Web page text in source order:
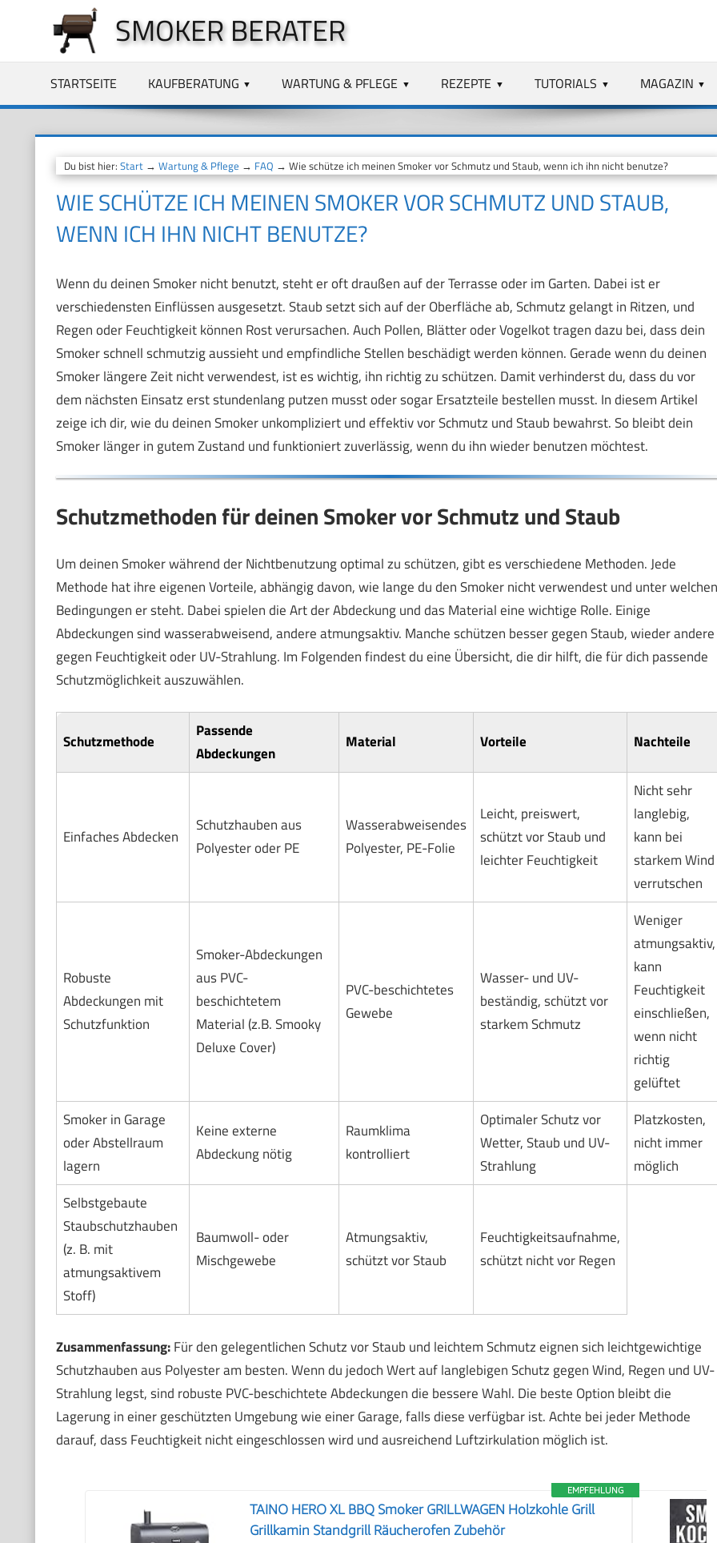
springen
SMOKER BERATER
STARTSEITE KAUFBERATUNG WARTUNG & PFLEGE REZEPTE TUTORIALS MAGAZIN
Du bist hier: Start→ Wartung & Pflege → FAQ → Wie schütze ich meinen Smoker vor Schmutz und Staub, wenn ich ihn nicht benutze?
WIE SCHÜTZE ICH MEINEN SMOKER VOR SCHMUTZ UND STAUB,
WENN ICH IHN NICHT BENUTZE?
Wenn du deinen Smoker nicht benutzt, steht er oft draußen auf der Terrasse oder im Garten. Dabei ist er
verschiedensten Einflüssen ausgesetzt. Staub setzt sich auf der Oberfläche ab, Schmutz gelangt in Ritzen, und
Regen oder Feuchtigkeit können Rost verursachen. Auch Pollen, Blätter oder Vogelkot tragen dazu bei, dass dein
Smoker schnell schmutzig aussieht und empfindliche Stellen beschädigt werden können. Gerade wenn du deinen
Smoker längere Zeit nicht verwendest, ist es wichtig, ihn richtig zu schützen. Damit verhinderst du, dass du vor
dem nächsten Einsatz erst stundenlang putzen musst oder sogar Ersatzteile bestellen musst. In diesem Artikel
zeige ich dir, wie du deinen Smoker unkompliziert und effektiv vor Schmutz und Staub bewahrst. So bleibt dein
Smoker länger in gutem Zustand und funktioniert zuverlässig, wenn du ihn wieder benutzen möchtest.
Schutzmethoden für deinen Smoker vor Schmutz und Staub
Um deinen Smoker während der Nichtbenutzung optimal zu schützen, gibt es verschiedene Methoden. Jede
Methode hat ihre eigenen Vorteile, abhängig davon, wie lange du den Smoker nicht verwendest und unter welchen
Bedingungen er steht. Dabei spielen die Art der Abdeckung und das Material eine wichtige Rolle. Einige
Abdeckungen sind wasserabweisend, andere atmungsaktiv. Manche schützen besser gegen Staub, wieder andere
gegen Feuchtigkeit oder UV-Strahlung. Im Folgenden findest du eine Übersicht, die dir hilft, die für dich passende
Schutzmöglichkeit auszuwählen.
Schutzmethode
Passende
Abdeckungen
Material Vorteile Nachteile
Einfaches Abdecken
Schutzhauben aus
Polyester oder PE
Wasserabweisendes
Polyester, PE-Folie
Leicht, preiswert,
schützt vor Staub und
leichter Feuchtigkeit
Nicht sehr
langlebig,
kann bei
starkem Wind
verrutschen
Robuste
Abdeckungen mit
Schutzfunktion
Smoker-Abdeckungen
aus PVC-
beschichtetem
Material (z.B. Smooky
Deluxe Cover)
PVC-beschichtetes
Gewebe
Wasser- und UV-
beständig, schützt vor
starkem Schmutz
Weniger
atmungsaktiv,
kann
Feuchtigkeit
einschließen,
wenn nicht
richtig
gelüftet
Smoker in Garage
oder Abstellraum
lagern
Keine externe
Abdeckung nötig
Raumklima
kontrolliert
Optimaler Schutz vor
Wetter, Staub und UV-
Strahlung
Platzkosten,
nicht immer
möglich
Selbstgebaute
Staubschutzhauben
(z. B. mit
atmungsaktivem
Stoff)
Baumwoll- oder
Mischgewebe
Atmungsaktiv,
schützt vor Staub
Feuchtigkeitsaufnahme,
schützt nicht vor Regen
Zusammenfassung:Für den gelegentlichen Schutz vor Staub und leichtem Schmutz eignen sich leichtgewichtige
Schutzhauben aus Polyester am besten. Wenn du jedoch Wert auf langlebigen Schutz gegen Wind, Regen und UV-
Strahlung legst, sind robuste PVC-beschichtete Abdeckungen die bessere Wahl. Die beste Option bleibt die
Lagerung in einer geschützten Umgebung wie einer Garage, falls diese verfügbar ist. Achte bei jeder Methode
darauf, dass Feuchtigkeit nicht eingeschlossen wird und ausreichend Luftzirkulation möglich ist.
EMPFEHLUNG
TAINO HERO XL BBQ Smoker GRILLWAGEN Holzkohle Grill
Grillkamin Standgrill Räucherofen Zubehör